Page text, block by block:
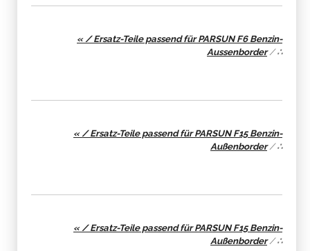
Aussenborder/∴
Außenborder/∴
Außenborder/∴